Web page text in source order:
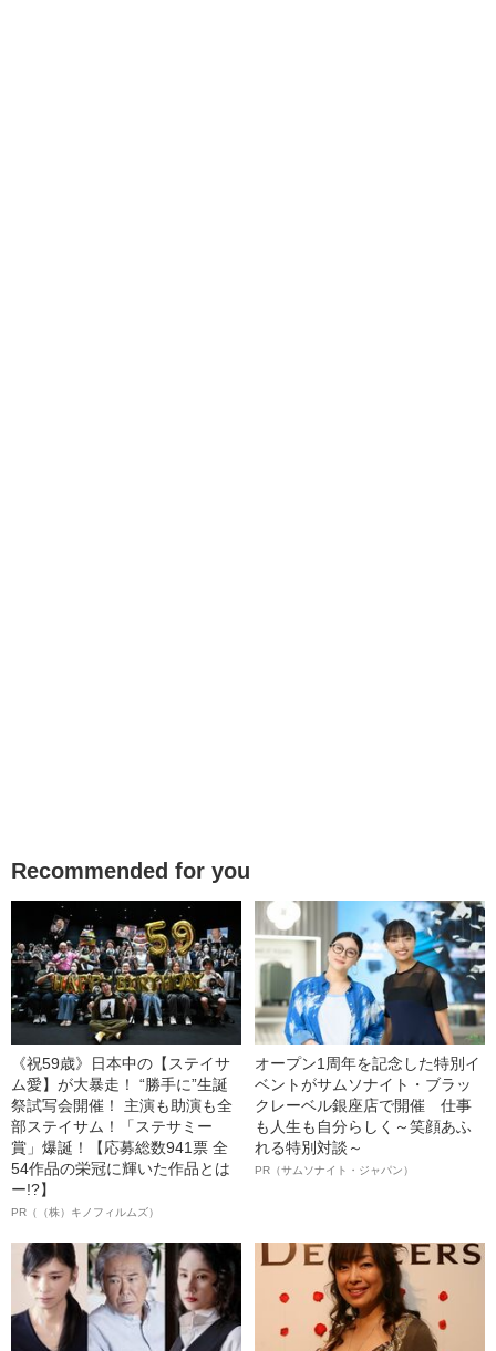
Recommended for you
《祝59歳》日本中の【ステイサ
ム愛】が大暴走！ “勝手に”生誕
祭試写会開催！ 主演も助演も全
部ステイサム！「ステサミー
賞」爆誕！【応募総数941票 全
54作品の栄冠に輝いた作品とは
ー!?】
PR（（株）キノフィルムズ）
オープン1周年を記念した特別イ
ベントがサムソナイト・ブラッ
クレーベル銀座店で開催 仕事
も人生も自分らしく～笑顔あふ
れる特別対談～
PR（サムソナイト・ジャパン）